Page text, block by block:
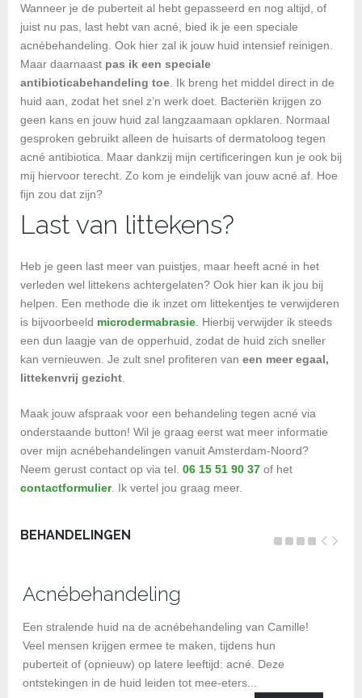
Wanneer je de puberteit al hebt gepasseerd en nog altijd, of
juist nu pas, last hebt van acné, bied ik je een speciale
acnébehandeling. Ook hier zal ik jouw huid intensief reinigen.
Maar daarnaast pas ik een speciale
antibioticabehandeling toe . Ik breng het middel direct in de
huid aan, zodat het snel z’n werk doet. Bacteriën krijgen zo
geen kans en jouw huid zal langzaamaan opklaren. Normaal
gesproken gebruikt alleen de huisarts of dermatoloog tegen
acné antibiotica. Maar dankzij mijn certificeringen kun je ook bij
mij hiervoor terecht. Zo kom je eindelijk van jouw acné af. Hoe
fijn zou dat zijn?
Last van littekens?
Heb je geen last meer van puistjes, maar heeft acné in het
verleden wel littekens achtergelaten? Ook hier kan ik jou bij
helpen. Een methode die ik inzet om littekentjes te verwijderen
is bijvoorbeeld microdermabrasie . Hierbij verwijder ik steeds
een dun laagje van de opperhuid, zodat de huid zich sneller
kan vernieuwen. Je zult snel profiteren van een meer egaal,
littekenvrij gezicht
Maak jouw afspraak voor een behandeling tegen acné via
onderstaande button! Wil je graag eerst wat meer informatie
over mijn acnébehandelingen vanuit Amsterdam-Noord?
Neem gerust contact op via tel. 06 15 51 90 37 of het
contactformulier. Ik vertel jou graag meer.
BEHANDELINGEN
Acnébehandeling
Een stralende huid na de acnébehandeling van Camille!
Veel mensen krijgen ermee te maken, tijdens hun
puberteit of (opnieuw) op latere leeftijd: acné. Deze
ontstekingen in de huid leiden tot mee-eters...